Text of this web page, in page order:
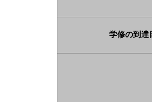
学修の到達